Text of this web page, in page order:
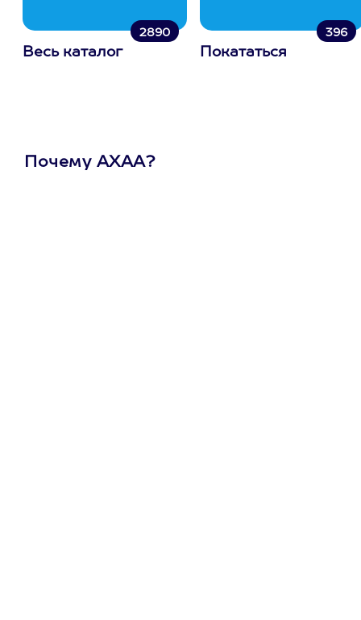
2890
Весь каталог
396
Покататься
Почему АХАА?